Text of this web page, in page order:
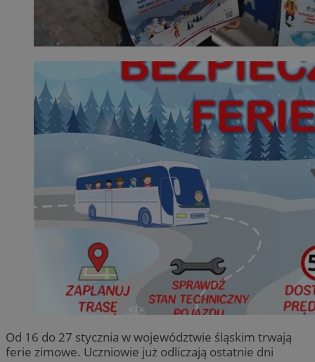
Od 16 do 27 stycznia w województwie śląskim trwają
ferie zimowe. Uczniowie już odliczają ostatnie dni